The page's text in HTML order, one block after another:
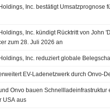
Inc. bestätigt Umsatzprognose
Inc. kündigt Rücktritt von John
zum 28. Juli 2026 an
Inc. reduziert globale
EV-Ladenetzwerk durch Onvo-
Onvo bauen Schnellladeinfrastruktur
USA aus